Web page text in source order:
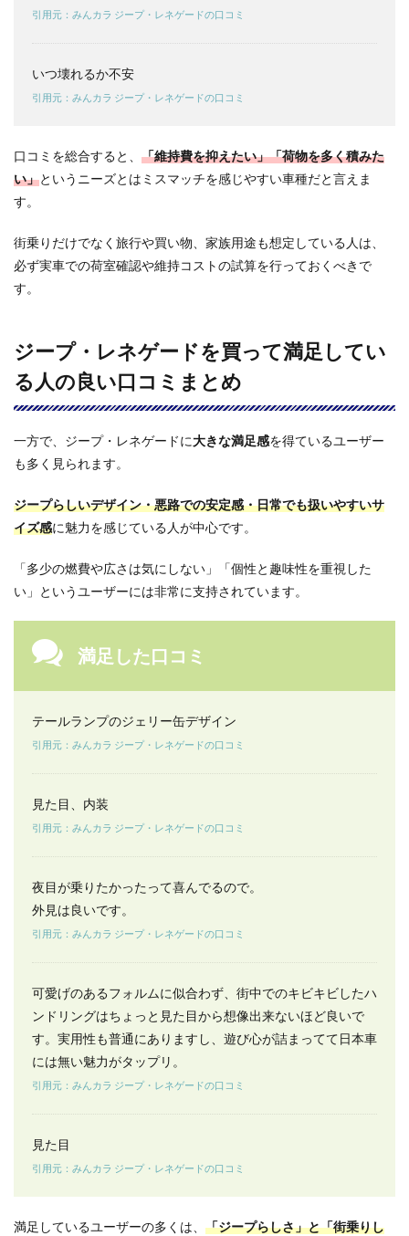
レネ
マツ
CX-3
選ぶ
なら
どっ
ジー
プ・
ー・
キャ
プチ
ャー
を比
選ぶ
なら
ち？
5
レネ
ゲー
おす
すめ
する
おす
しな
い人
プ・
ゲー
ある
質問
6.1
プ・
ゲー
ドの
実燃
費は
どれ
くら
す
ジー
プ・
ゲー
引用元：みんカラ ジープ・レネゲードの口コミ
いつ壊れるか不安
引用元：みんカラ ジープ・レネゲードの口コミ
口コミを総合すると、 「維持費を抑えたい」「荷物を多く積みた
い」というニーズとはミスマッチを感じやすい車種だと言えま
す。
街乗りだけでなく旅行や買い物、家族用途も想定している人は、
必ず実車での荷室確認や維持コストの試算を行っておくべきで
す。
ジープ・レネゲードを買って満足してい
る人の良い口コミまとめ
一方で、ジープ・レネゲードに大きな満足感を得ているユーザー
も多く見られます。
ジープらしいデザイン・悪路での安定感・日常でも扱いやすいサ
イズ感に魅力を感じている人が中心です。
「多少の燃費や広さは気にしない」「個性と趣味性を重視した
い」というユーザーには非常に支持されています。
満足した口コミ
テールランプのジェリー缶デザイン
引用元：みんカラ ジープ・レネゲードの口コミ
見た目、内装
引用元：みんカラ ジープ・レネゲードの口コミ
夜目が乗りたかったって喜んでるので。
外見は良いです。
引用元：みんカラ ジープ・レネゲードの口コミ
可愛げのあるフォルムに似合わず、街中でのキビキビしたハ
ンドリングはちょっと見た目から想像出来ないほど良いで
す。実用性も普通にありますし、遊び心が詰まってて日本車
には無い魅力がタップリ。
引用元：みんカラ ジープ・レネゲードの口コミ
見た目
引用元：みんカラ ジープ・レネゲードの口コミ
満足しているユーザーの多くは、 「ジープらしさ」と「街乗りし